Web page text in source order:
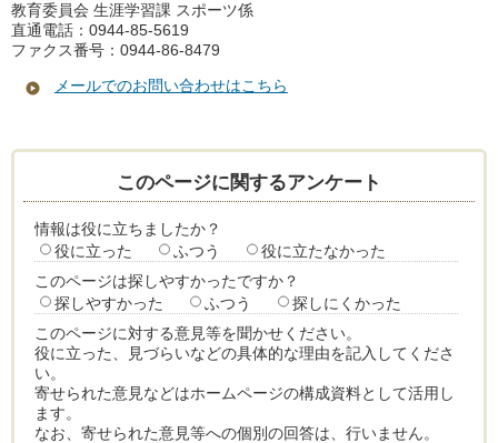
教育委員会 生涯学習課 スポーツ係
直通電話：0944-85-5619
ファクス番号：0944-86-8479
メールでのお問い合わせはこちら
このページに関するアンケート
情報は役に立ちましたか？
役に立った
ふつう
役に立たなかった
このページは探しやすかったですか？
探しやすかった
ふつう
探しにくかった
このページに対する意見等を聞かせください。
役に立った、見づらいなどの具体的な理由を記入してくださ
い。
寄せられた意見などはホームページの構成資料として活用し
ます。
なお、寄せられた意見等への個別の回答は、行いません。